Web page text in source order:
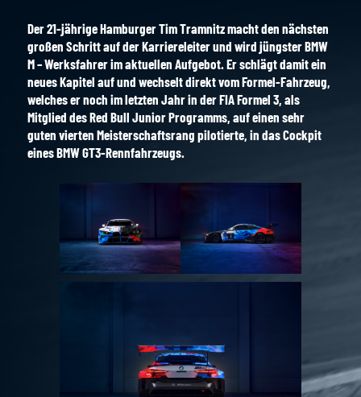
Der 21-jährige Hamburger Tim Tramnitz macht den nächsten
großen Schritt auf der Karriereleiter und wird jüngster BMW
M – Werksfahrer im aktuellen Aufgebot. Er schlägt damit ein
neues Kapitel auf und wechselt direkt vom Formel-Fahrzeug,
welches er noch im letzten Jahr in der FIA Formel 3, als
Mitglied des Red Bull Junior Programms, auf einen sehr
guten vierten Meisterschaftsrang pilotierte, in das Cockpit
eines BMW GT3-Rennfahrzeugs.